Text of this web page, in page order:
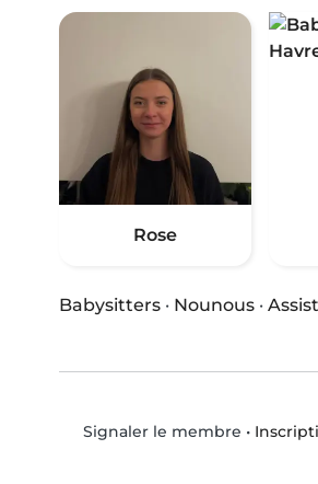
Rose
Babysitters · Nounous ·
Signaler le membre •